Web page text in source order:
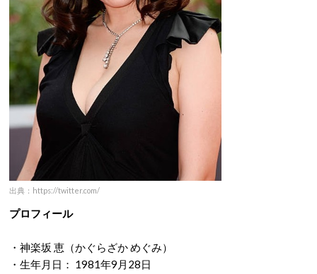
出典：https://twitter.com/
プロフィール
・神楽坂 恵（かぐらざか めぐみ）
・生年月日： 1981年9月28日